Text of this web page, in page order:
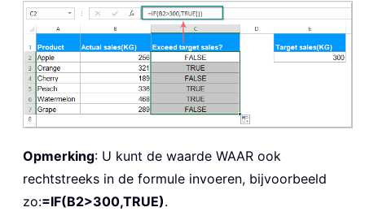
Opmerking: U kunt de waarde WAAR ook
rechtstreeks in de formule invoeren, bijvoorbeeld
zo:=IF(B2>300,TRUE).